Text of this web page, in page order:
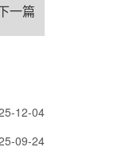
一篇
12-04
09-24